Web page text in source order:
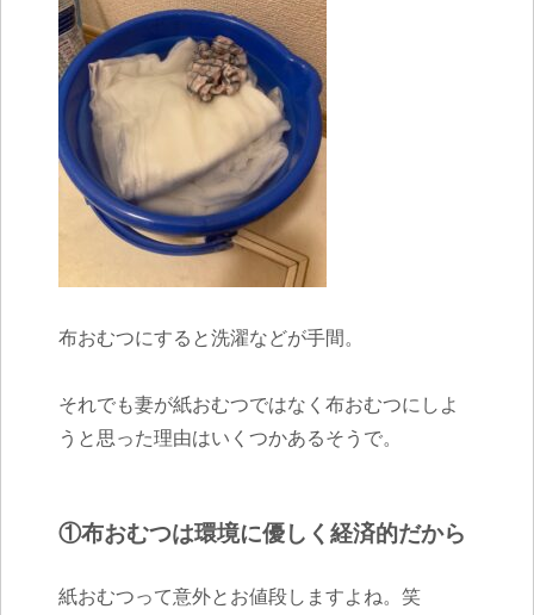
布おむつにすると洗濯などが手間。
それでも妻が紙おむつではなく布おむつにしよ
うと思った理由はいくつかあるそうで。
①布おむつは環境に優しく経済的だから
紙おむつって意外とお値段しますよね。笑